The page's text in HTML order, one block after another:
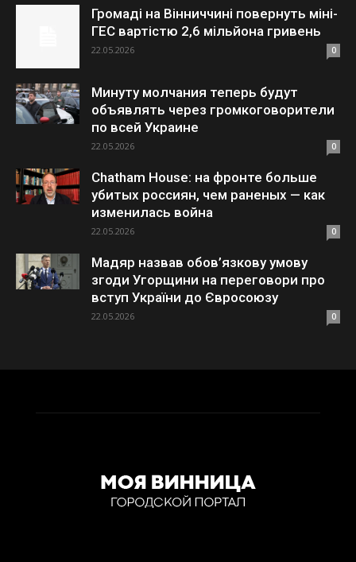
Громаді на Вінниччині повернуть міні-
ГЕС вартістю 2,6 мільйона гривень
22.05.2026 0
Минуту молчания теперь будут
объявлять через громкоговорители
по всей Украине
22.05.2026 0
Chatham House: на фронте больше
убитых россиян, чем раненых — как
изменилась война
22.05.2026 0
Мадяр назвав обов’язкову умову
згоди Угорщини на переговори про
вступ України до Євросоюзу
22.05.2026 0